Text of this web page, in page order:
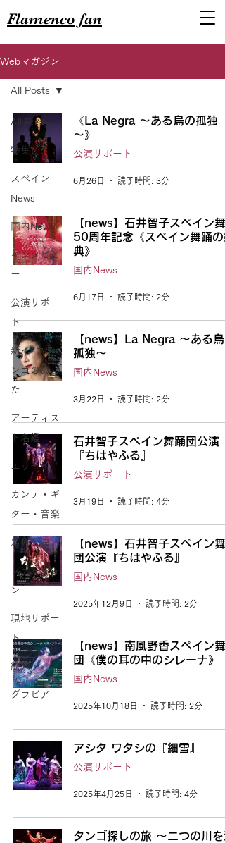
Flamenco fan
Webマガジン
All Posts
特集
スペイン
News
国内News
インタビュ
ー
公演リポー
ト
新･フラメ
ンコのあし
た
アーティス
ト名鑑
エッセイ
カンテ・ギ
ター・音楽
新人公演
ファッショ
ン
現地リポー
ト
絵画
グラビア
All Posts
《La Negra ～ある烏の孤独
～》
公演リポート
6月26日 読了時間: 3分
【news】石井智子スペイン舞
50周年記念《スペイン舞踊の
典》
国内News
6月17日 読了時間: 2分
【news】La Negra ～ある烏
孤独～
国内News
3月22日 読了時間: 2分
石井智子スペイン舞踊団公演
『ちはやふる』
公演リポート
3月19日 読了時間: 4分
【news】石井智子スペイン舞
団公演『ちはやふる』
国内News
2025年12月9日 読了時間: 2分
【news】南風野香スペイン舞
団《僕の耳の中のシレーナ》
国内News
2025年10月18日 読了時間: 2分
アシタ ワタシの『細雪』
公演リポート
2025年4月25日 読了時間: 4分
タンゴ探しの旅 ～二つの川を